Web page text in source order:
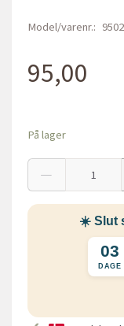
Model/varenr.:
95,00
På lager
☀️ Slut
03
DAGE